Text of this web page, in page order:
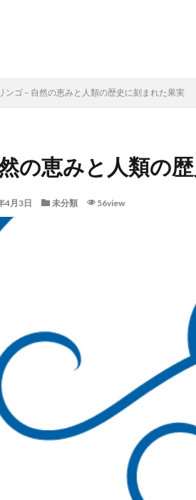
リンゴ – 自然の恵みと人類の歴史に刻まれた果実
の恵みと人類の
4月3日 未分類 56view